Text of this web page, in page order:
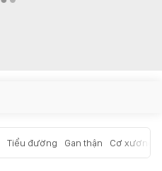
Tiểu đường Gan thận Cơ xương